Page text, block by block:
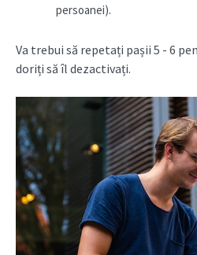
persoanei).
Va trebui să repetați pașii 5 - 6
doriți să îl dezactivați.